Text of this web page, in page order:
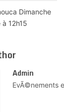
Dimanche
12h15
Admin
EvÃ©nements